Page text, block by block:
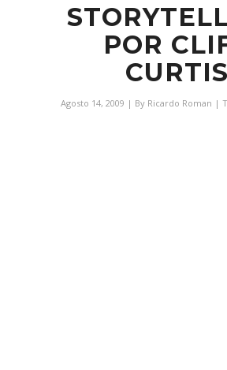
POR
CURTIS
Agosto 14, 2009 | By Ricardo Roman |